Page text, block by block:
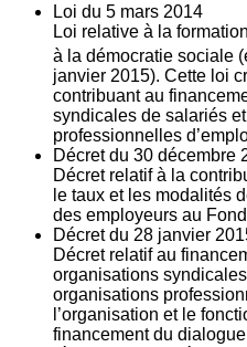
Loi du 5 mars 2014
Loi relative à la
à la démocratie sociale
janvier 2015). Cette loi
contribuant au
syndicales de salariés
professionnelles
Décret du 30 décembre
Décret relatif à la
le taux et les modalités
des employeurs au
Décret du 28 janvier
Décret relatif au
organisations
organisations
l’organisation et le
financement du